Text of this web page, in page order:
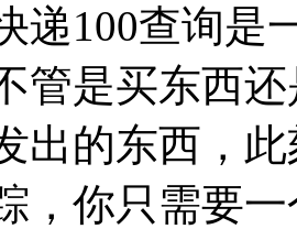
100查询是一
管是买东西
出的东西，
，你只需要